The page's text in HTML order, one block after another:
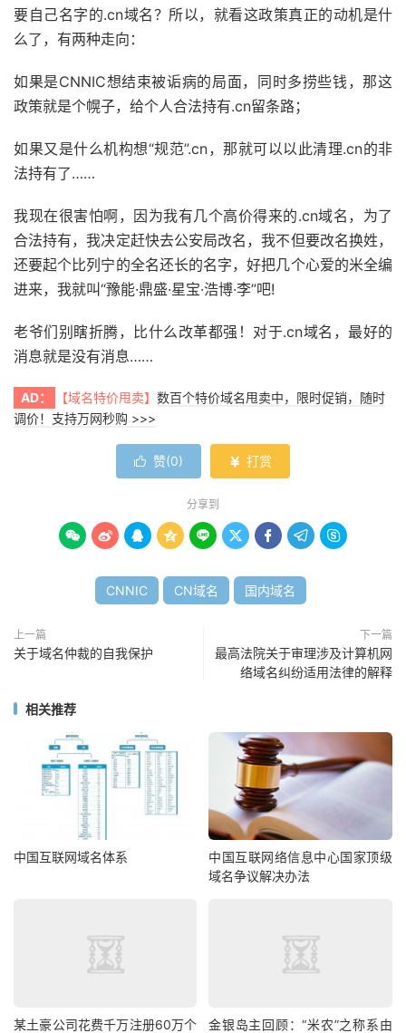
要自己名字的.cn域名？所以，就看这政策真正的动机是什
么了，有两种走向：
如果是CNNIC想结束被诟病的局面，同时多捞些钱，那这
政策就是个幌子，给个人合法持有.cn留条路；
如果又是什么机构想“规范”.cn，那就可以以此清理.cn的非
法持有了……
我现在很害怕啊，因为我有几个高价得来的.cn域名，为了
合法持有，我决定赶快去公安局改名，我不但要改名换姓，
还要起个比列宁的全名还长的名字，好把几个心爱的米全编
进来，我就叫“豫能·鼎盛·星宝·浩博·李”吧!
老爷们别瞎折腾，比什么改革都强！对于.cn域名，最好的
消息就是没有消息……
AD： 【域名特价甩卖】 数百个特价域名甩卖中，限时促销，随时
调价！支持万网秒购 >>>
 赞(0)  打赏
分享到
        
CNNIC CN域名 国内域名
上一篇
关于域名仲裁的自我保护
下一篇
最高法院关于审理涉及计算机网
络域名纠纷适用法律的解释
相关推荐
中国互联网域名体系
中国互联网络信息中心国家顶级
域名争议解决办法
某土豪公司花费千万注册60万个
金银岛主回顾：“米农”之称系由